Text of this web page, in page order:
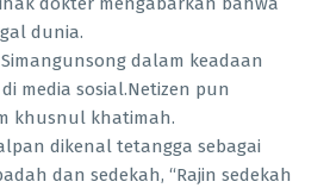
dunia.
dalam keadaan
media sosial.Netizen pun
khusnul khatimah.
dikenal tetangga sebagai
dan sedekah, “Rajin sedekah